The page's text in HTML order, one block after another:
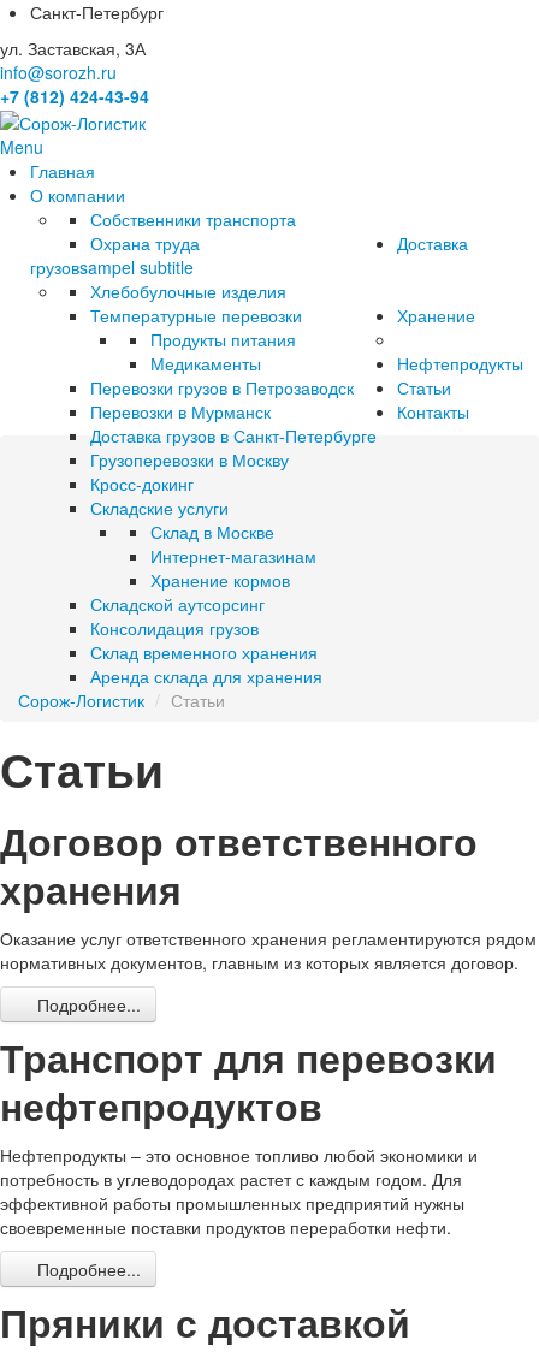
Санкт-Петербург
ул. Заставская, 3А
info@sorozh.ru
+7 (812) 424-43-94
Menu
Главная
О компании
Собственники транспорта
Охрана труда
Доставка
грузовsampel subtitle
Хлебобулочные изделия
Температурные перевозки
Продукты питания
Медикаменты
Перевозки грузов в Петрозаводск
Перевозки в Мурманск
Доставка грузов в Санкт-Петербурге
Грузоперевозки в Москву
Хранение
Кросс-докинг
Складские услуги
Склад в Москве
Интернет-магазинам
Хранение кормов
Складской аутсорсинг
Консолидация грузов
Склад временного хранения
Аренда склада для хранения
Нефтепродукты
Статьи
Контакты
Сорож-Логистик / Статьи
Статьи
Договор ответственного
хранения
Оказание услуг ответственного хранения регламентируются рядом
нормативных документов, главным из которых является договор.
Подробнее...
Транспорт для перевозки
нефтепродуктов
Нефтепродукты – это основное топливо любой экономики и
потребность в углеводородах растет с каждым годом. Для
эффективной работы промышленных предприятий нужны
своевременные поставки продуктов переработки нефти.
Подробнее...
Пряники с доставкой